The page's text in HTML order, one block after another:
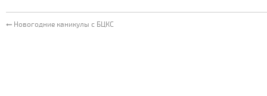
Новогодние каникулы с БЦКС